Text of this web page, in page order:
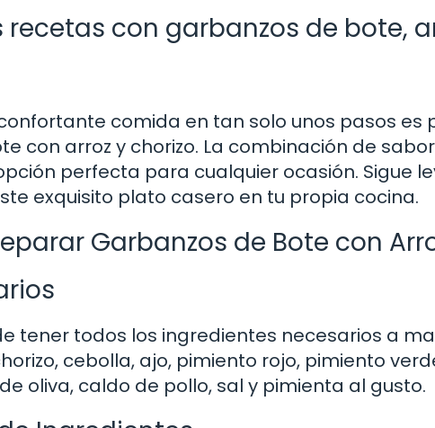
con garbanzos de bote,
comida en tan solo unos pasos es
con arroz y chorizo. La combinación de
perfecta para cualquier ocasión. Sigue
exquisito plato casero en tu propia cocina.
Garbanzos de Bote con
tener todos los ingredientes necesarios a
cebolla, ajo, pimiento rojo, pimiento
oliva, caldo de pollo, sal y pimienta al gusto.